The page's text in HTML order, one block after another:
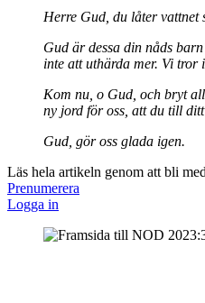
Herre Gud, du låter
Gud är dessa din nåds
inte att uthärda mer. Vi tror
Kom nu, o Gud, och bryt
ny jord för oss, att du till
Gud, gör oss glada igen.
Läs hela artikeln genom att bli
Prenumerera
Logga in